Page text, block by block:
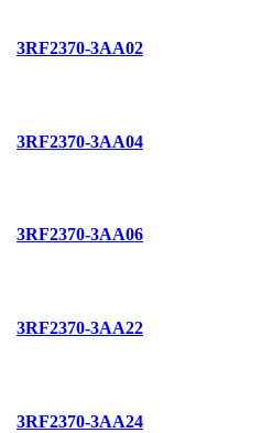
3RF2370-3AA02
3RF2370-3AA04
3RF2370-3AA06
3RF2370-3AA22
3RF2370-3AA24